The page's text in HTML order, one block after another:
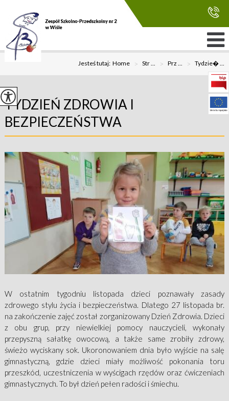
Jesteś tutaj:Home > Str ... > Prz ... > Tydzie� ...
TYDZIEŃ ZDROWIA I
BEZPIECZEŃSTWA
W ostatnim tygodniu listopada dzieci poznawały zasady
zdrowego stylu życia i bezpieczeństwa. Dlatego 27 listopada br.
na zakończenie zajęć został zorganizowany Dzień Zdrowia. Dzieci
z obu grup, przy niewielkiej pomocy nauczycieli, wykonały
przepyszną sałatkę owocową, a także same zrobiły zdrowy,
świeżo wyciskany sok. Ukoronowaniem dnia było wyjście na salę
gimnastyczną, gdzie dzieci miały możliwość pokonania toru
przeszkód, uczestniczenia w wyścigach rzędów oraz ćwiczeniach
gimnastycznych. To był dzień pełen radości i śmiechu.